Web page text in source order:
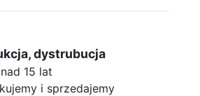
dystrubucja
15 lat
i sprzedajemy